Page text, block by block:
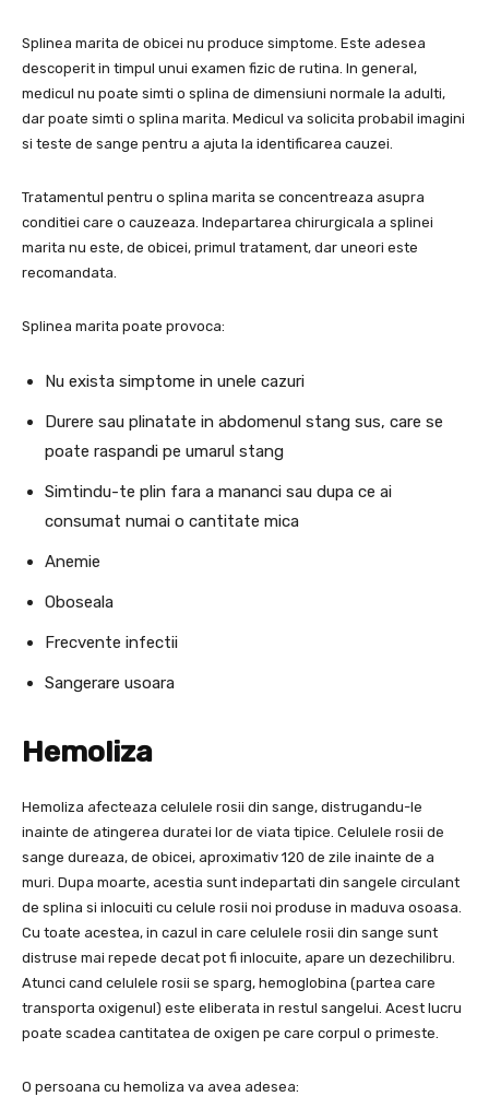
Splinea marita de obicei nu produce simptome. Este adesea
descoperit in timpul unui examen fizic de rutina. In general,
medicul nu poate simti o splina de dimensiuni normale la adulti,
dar poate simti o splina marita. Medicul va solicita probabil imagini
si teste de sange pentru a ajuta la identificarea cauzei.
Tratamentul pentru o splina marita se concentreaza asupra
conditiei care o cauzeaza. Indepartarea chirurgicala a splinei
marita nu este, de obicei, primul tratament, dar uneori este
recomandata.
Splinea marita poate provoca:
Nu exista simptome in unele cazuri
Durere sau plinatate in abdomenul stang sus, care se
poate raspandi pe umarul stang
Simtindu-te plin fara a mananci sau dupa ce ai
consumat numai o cantitate mica
Anemie
Oboseala
Frecvente infectii
Sangerare usoara
Hemoliza
Hemoliza afecteaza celulele rosii din sange, distrugandu-le
inainte de atingerea duratei lor de viata tipice. Celulele rosii de
sange dureaza, de obicei, aproximativ 120 de zile inainte de a
muri. Dupa moarte, acestia sunt indepartati din sangele circulant
de splina si inlocuiti cu celule rosii noi produse in maduva osoasa.
Cu toate acestea, in cazul in care celulele rosii din sange sunt
distruse mai repede decat pot fi inlocuite, apare un dezechilibru.
Atunci cand celulele rosii se sparg, hemoglobina (partea care
transporta oxigenul) este eliberata in restul sangelui. Acest lucru
poate scadea cantitatea de oxigen pe care corpul o primeste.
O persoana cu hemoliza va avea adesea: